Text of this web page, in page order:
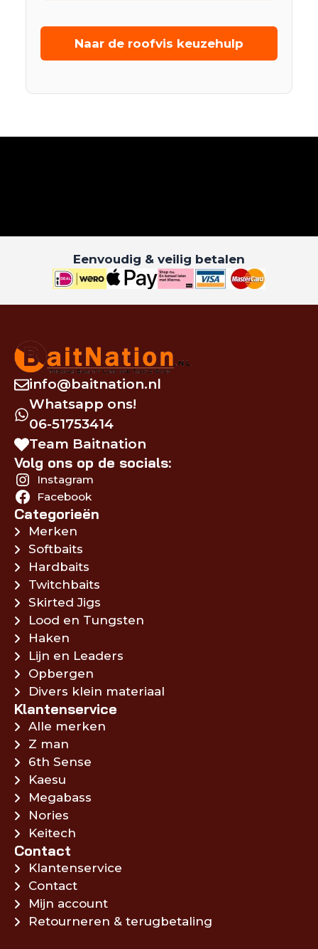
Naar de roofvis keuzehulp
Eenvoudig & veilig betalen
info@baitnation.nl
Whatsapp ons!
06-51753414
Team Baitnation
Volg ons op de socials:
Instagram
Facebook
Categorieën
Merken
Softbaits
Hardbaits
Twitchbaits
Skirted Jigs
Lood en Tungsten
Haken
Lijn en Leaders
Opbergen
Divers klein materiaal
Klantenservice
Alle merken
Z man
6th Sense
Kaesu
Megabass
Nories
Keitech
Contact
Klantenservice
Contact
Mijn account
Retourneren & terugbetaling